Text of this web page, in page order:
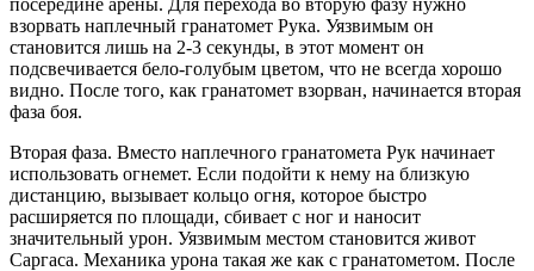
взорвать наплечный гранатомет Рука. Уязвимым он
становится лишь на 2-3 секунды, в этот момент он
подсвечивается бело-голубым цветом, что не всегда хорошо
видно. После того, как гранатомет взорван, начинается вторая
фаза боя.
Вторая фаза. Вместо наплечного гранатомета Рук начинает
использовать огнемет. Если подойти к нему на близкую
дистанцию, вызывает кольцо огня, которое быстро
расширяется по площади, сбивает с ног и наносит
значительный урон. Уязвимым местом становится живот
Саргаса. Механика урона такая же как с гранатометом. После